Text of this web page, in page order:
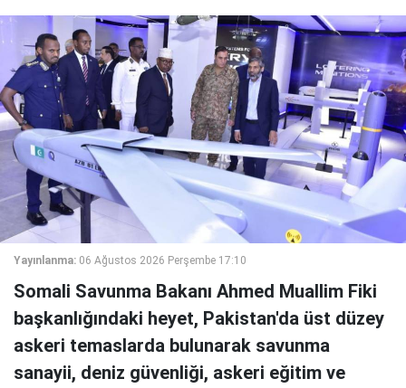
Yayınlanma: 06 Ağustos 2026 Perşembe 17:10
Somali Savunma Bakanı Ahmed Muallim Fiki
başkanlığındaki heyet, Pakistan'da üst düzey
askeri temaslarda bulunarak savunma
sanayii, deniz güvenliği, askeri eğitim ve